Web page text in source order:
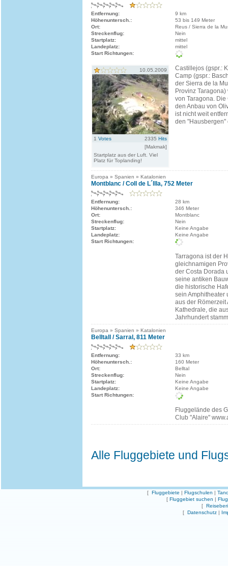
Entfernung:
9 km
Höhenuntersch.:
53 bis 149 Meter
Ort:
Reus / Sierra de la
Streckenflug:
Nein
Startplatz:
mittel
Landeplatz:
mittel
Start Richtungen:
10.05.2009
1 Votes 2335 Hits
[Makmak]
Startplatz aus der Luft. Viel
Platz für Toplanding!
Castillejos (gspr.:
Camp (gspr.:
der Sierra de la
Provinz
von Taragona. Die
den Anbau von
ist nicht weit
den "Hausbergen"
Europa » Spanien » Katalonien
Montblanc / Coll de L´llla, 752 Meter
Entfernung:
28 km
Höhenuntersch.:
346 Meter
Ort:
Montblanc
Streckenflug:
Nein
Startplatz:
Keine Angabe
Landeplatz:
Keine Angabe
Start Richtungen:
Tarragona ist der
gleichnamigen
der Costa Dorada
seine antiken
die historische
sein Amphitheater
aus der Römerzeit
Kathedrale, die
Jahrhundert
Europa » Spanien » Katalonien
Belltall / Sarral, 811 Meter
Entfernung:
33 km
Höhenuntersch.:
160 Meter
Ort:
Belltal
Streckenflug:
Nein
Startplatz:
Keine Angabe
Landeplatz:
Keine Angabe
Start Richtungen:
Fluggelände des
Club "Alaire"
Alle Fluggebiete und
[ Fluggebiete | Flugschulen |
[ Fluggebiet suchen |
[
[ Datenschutz |